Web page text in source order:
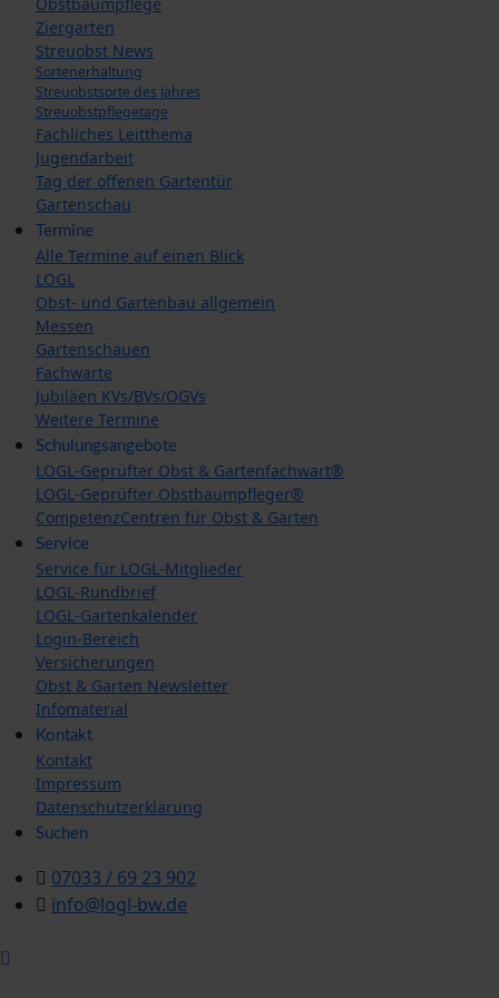
Ziergarten
Streuobst News
Sortenerhaltung
Streuobstsorte des Jahres
Streuobstpflegetage
Fachliches Leitthema
Jugendarbeit
Tag der offenen Gartentür
Gartenschau
Termine
Alle Termine auf einen Blick
LOGL
Obst- und Gartenbau allgemein
Messen
Gartenschauen
Fachwarte
Jubiläen KVs/BVs/OGVs
Weitere Termine
Schulungsangebote
LOGL-Geprüfter Obst & Gartenfachwart®
LOGL-Geprüfter Obstbaumpfleger®
CompetenzCentren für Obst & Garten
Service
Service für LOGL-Mitglieder
LOGL-Rundbrief
LOGL-Gartenkalender
Login-Bereich
Versicherungen
Obst & Garten Newsletter
Infomaterial
Kontakt
Kontakt
Impressum
Datenschutzerklärung
Suchen
07033 / 69 23 902
info@logl-bw.de